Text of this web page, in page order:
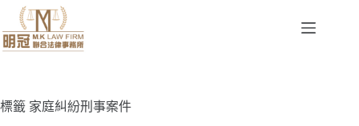
標籤 家庭糾紛刑事案件